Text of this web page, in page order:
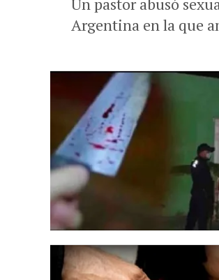
Un pastor abusó
Argentina en la que